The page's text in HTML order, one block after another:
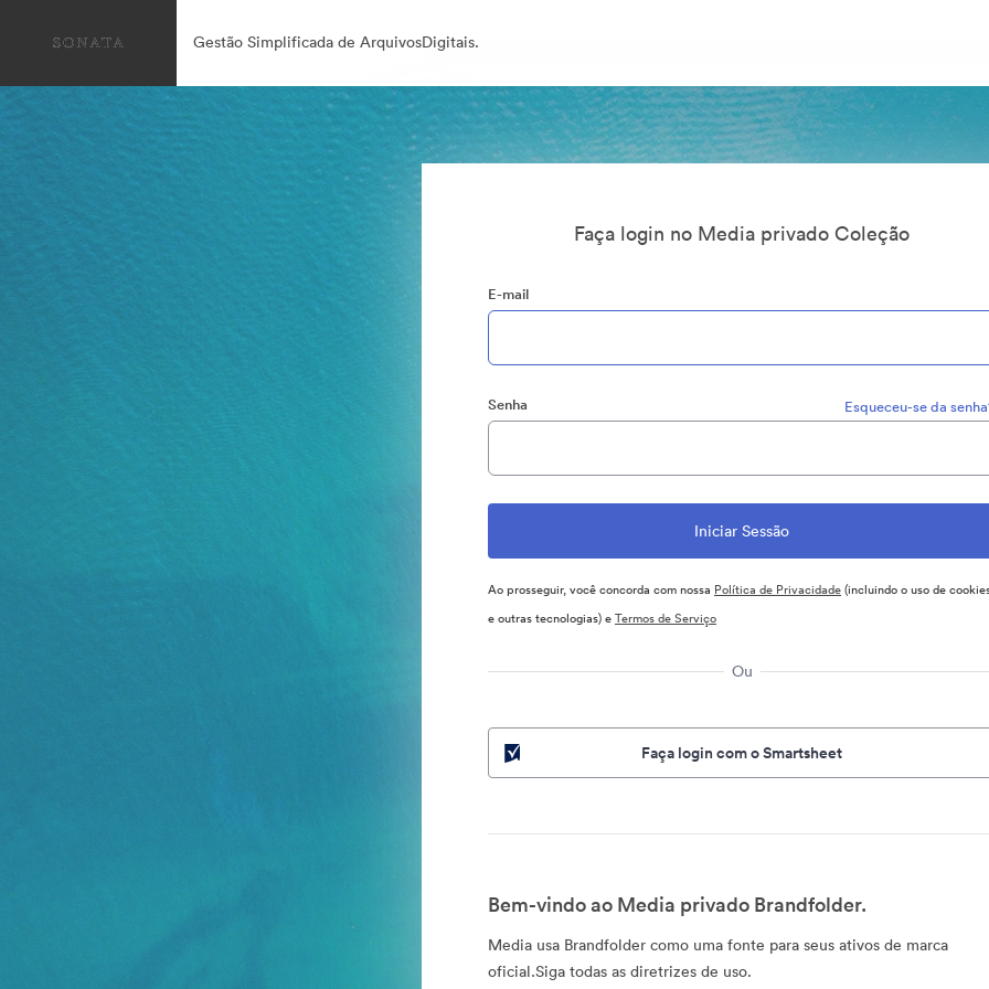
Gestão Simplificada de ArquivosDigitais.
Faça login no Media privado Coleção
E-mail
Senha Esqueceu-se da
Ao prosseguir, você concorda com nossa Política de Privacidade(incluindo o uso de
e outras tecnologias) eTermos de Serviço
Ou
Faça login com o Smartsheet
Bem-vindo ao Media privado Brandfolder.
Media usa Brandfolder como uma fonte para seus ativos de marca
oficial.Siga todas as diretrizes de uso.